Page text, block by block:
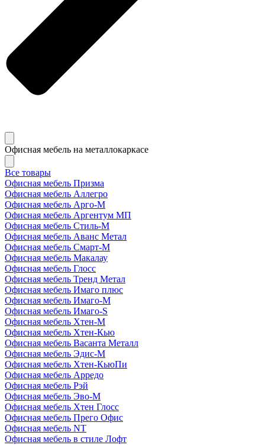
Офисная мебель на металлокаркасе
Все товары
Офисная мебель Призма
Офисная мебель Аллегро
Офисная мебель Арго-М
Офисная мебель Аргентум МП
Офисная мебель Стиль-М
Офисная мебель Аванс Метал
Офисная мебель Смарт-М
Офисная мебель Макалау
Офисная мебель Глосс
Офисная мебель Тренд Метал
Офисная мебель Имаго плюс
Офисная мебель Имаго-М
Офисная мебель Имаго-S
Офисная мебель Хтен-M
Офисная мебель Хтен-Кью
Офисная мебель Васанта Металл
Офисная мебель Эдис-M
Офисная мебель Хтен-КьюПи
Офисная мебель Арредо
Офисная мебель Рэй
Офисная мебель Эво-M
Офисная мебель Хтен Глосс
Офисная мебель Прего Офис
Офисная мебель NT
Офисная мебель в стиле Лофт